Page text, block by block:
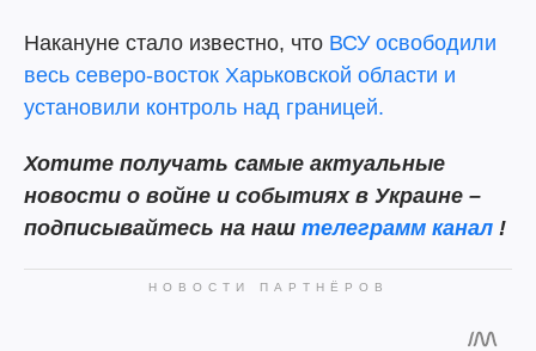
Накануне стало известно, что ВСУ освободили
весь северо-восток Харьковской области и
установили контроль над границей.
Хотите получать самые актуальные
новости о войне и событиях в Украине –
подписывайтесь на наш телеграмм канал !